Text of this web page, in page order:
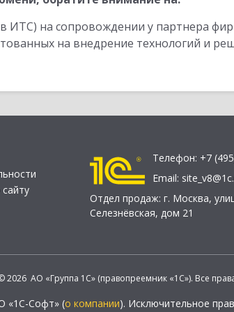
ИТС) на сопровождении у партнера
на внедрение технологий и
Телефон: +7
Email:
Отдел продаж: г. Москва,
Селезнёвская, дом 21
2026 АО «Группа 1С» (правопреемник «1С»). Все
«1С-Софт» (о компании). Исключительное